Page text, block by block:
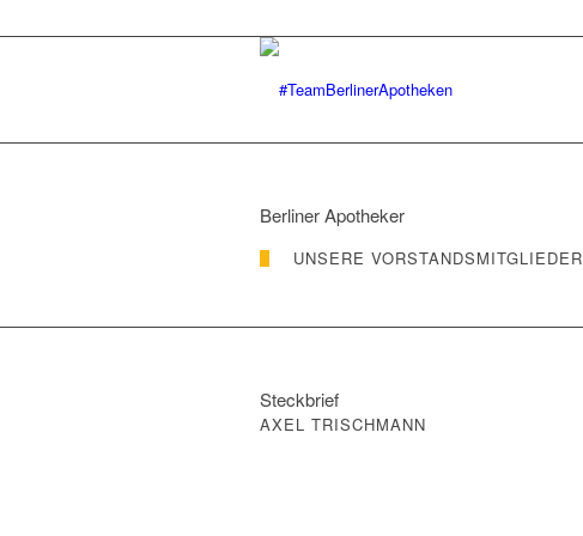
Berliner Apotheker
UNSERE VORSTANDSMITGLIEDER
Steckbrief
AXEL TRISCHMANN